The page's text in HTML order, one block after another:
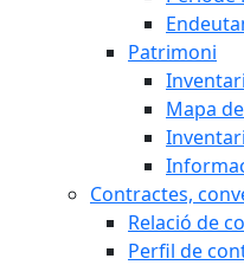
Patrimoni
Mapa
Contractes,
Relació de
Perfil de